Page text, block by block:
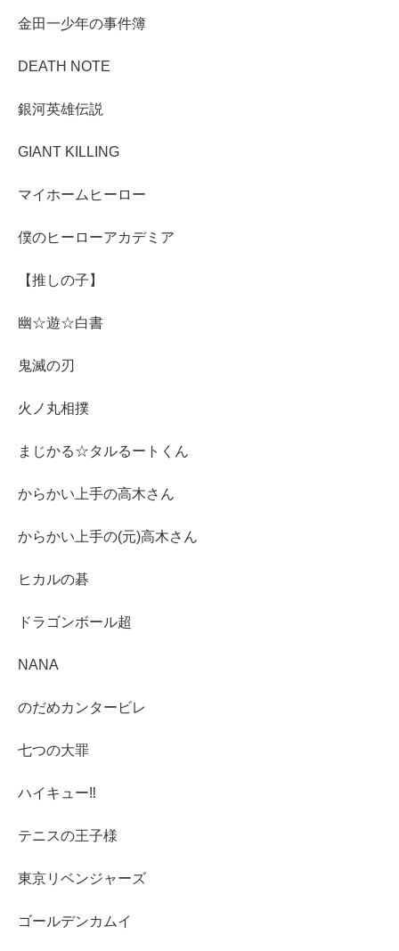
金田一少年の事件簿
DEATH NOTE
銀河英雄伝説
GIANT KILLING
マイホームヒーロー
僕のヒーローアカデミア
【推しの子】
幽☆遊☆白書
鬼滅の刃
火ノ丸相撲
まじかる☆タルるートくん
からかい上手の高木さん
からかい上手の(元)高木さん
ヒカルの碁
ドラゴンボール超
NANA
のだめカンタービレ
七つの大罪
ハイキュー‼︎
テニスの王子様
東京リベンジャーズ
ゴールデンカムイ